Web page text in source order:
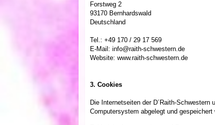
Forstweg 2
93170 Bernhardswald
Deutschland
Tel.: +49 170 / 29 17 569
E-Mail: info@raith-schwestern.de
Website: www.raith-schwestern.de
3. Cookies
Die Internetseiten der D´Raith-
Computersystem abgelegt und gespeichert